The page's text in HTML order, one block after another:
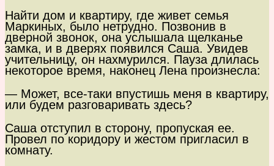
Найти дом и квартиру, где живет семья
Маркиных, было нетрудно. Позвонив в
дверной звонок, она услышала щелканье
замка, и в дверях появился Саша. Увидев
учительницу, он нахмурился. Пауза длилась
некоторое время, наконец Лена произнесла:
— Может, все-таки впустишь меня в квартиру,
или будем разговаривать здесь?
Саша отступил в сторону, пропуская ее.
Провел по коридору и жестом пригласил в
комнату.